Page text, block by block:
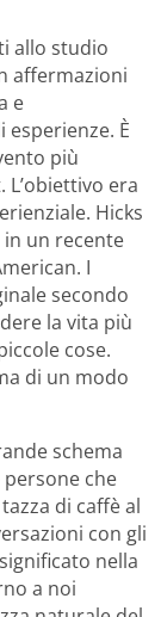
allo studio
affermazioni
e
esperienze. È
più
era
Hicks
un recente
I
secondo
la vita più
cose.
di un modo
schema
che
di caffè al
con gli
nella
a noi